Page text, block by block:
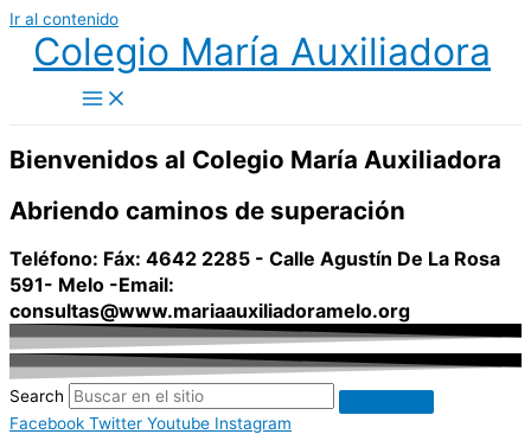
Ir al contenido
Colegio María Auxiliadora
Bienvenidos al Colegio María Auxiliadora
Abriendo caminos de superación
Teléfono: Fáx: 4642 2285 - Calle Agustín De La Rosa
591- Melo -Email:
consultas@www.mariaauxiliadoramelo.org
Search
Facebook Twitter Youtube Instagram